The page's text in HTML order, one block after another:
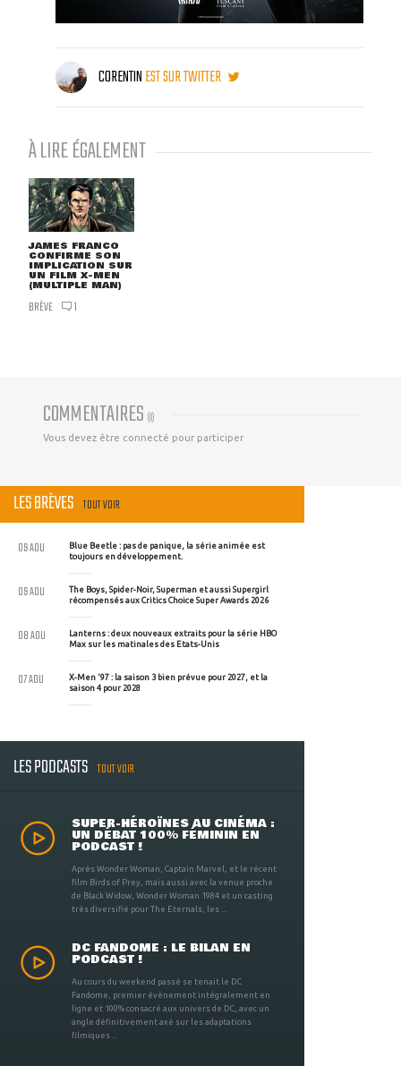
CORENTINEST SUR TWITTER
À LIRE ÉGALEMENT
JAMES FRANCO
CONFIRME SON
IMPLICATION SUR
UN FILM X-MEN
(MULTIPLE MAN)
BRÈVE 1
COMMENTAIRES (0)
Vous devez être connecté pour participer
LES BRÈVES TOUT VOIR
Blue Beetle : pas de panique, la série animée est
toujours en développement.
09 AOU
The Boys, Spider-Noir, Superman et aussi Supergirl
récompensés aux Critics Choice Super Awards 2026
09 AOU
Lanterns : deux nouveaux extraits pour la série HBO
Max sur les matinales des Etats-Unis
08 AOU
X-Men '97 : la saison 3 bien prévue pour 2027, et la
saison 4 pour 2028
07 AOU
LES PODCASTS TOUT VOIR
SUPER-HÉROÏNES AU CINÉMA :
UN DÉBAT 100% FÉMININ EN
PODCAST !
Après Wonder Woman, Captain Marvel, et le récent
film Birds of Prey, mais aussi avec la venue proche
de Black Widow, Wonder Woman 1984 et un casting
très diversifié pour The Eternals, les ...
DC FANDOME : LE BILAN EN
PODCAST !
Au cours du weekend passé se tenait le DC
Fandome, premier évènement intégralement en
ligne et 100% consacré aux univers de DC, avec un
angle définitivement axé sur les adaptations
filmiques ...